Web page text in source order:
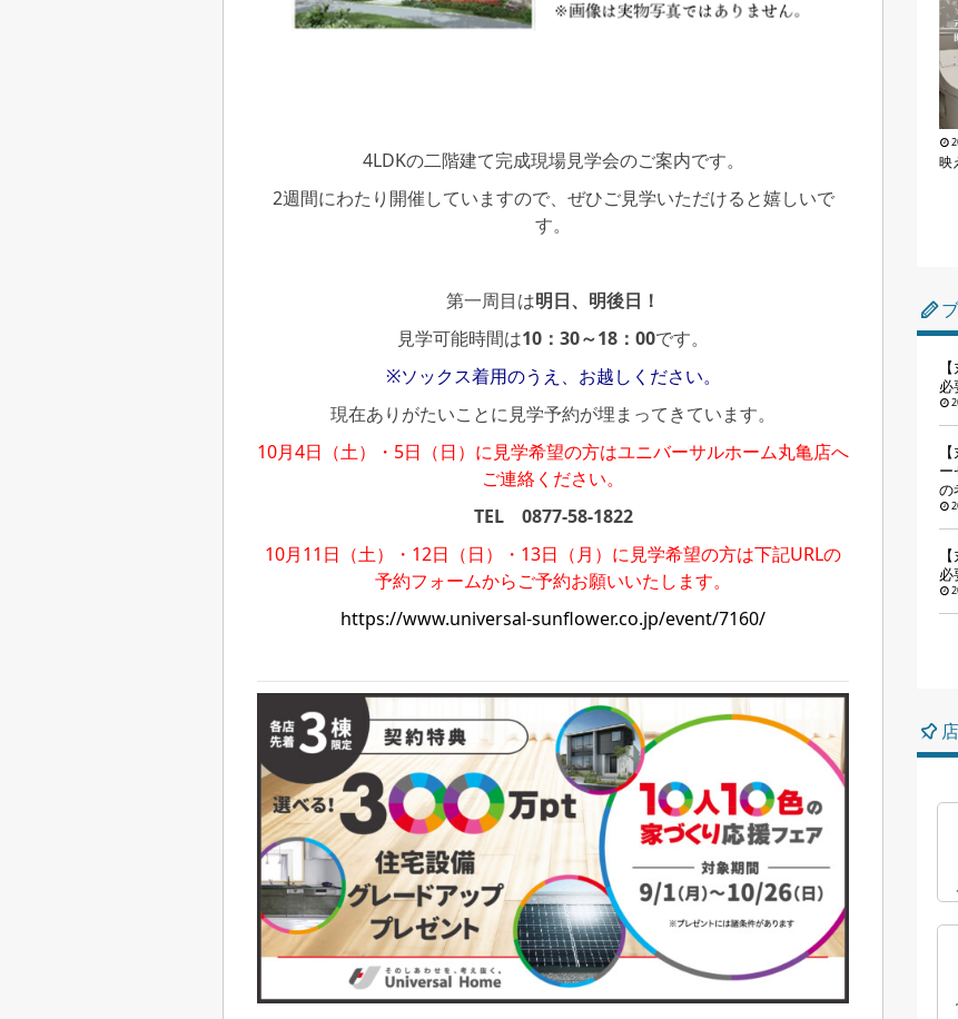
4LDKの二階建て完成現場見学会のご案内です。
2週間にわたり開催していますので、ぜひご見学いただけると嬉しいで
す。
第一周目は明日、明後日！
見学可能時間は10：30～18：00です。
※ソックス着用のうえ、お越しください。
現在ありがたいことに見学予約が埋まってきています。
10月4日（土）・5日（日）に見学希望の方はユニバーサルホーム丸亀店へ
ご連絡ください。
TEL 0877-58-1822
10月11日（土）・12日（日）・13日（月）に見学希望の方は下記URLの
予約フォームからご予約お願いいたします。
https://www.universal-sunflower.co.jp/event/7160/
映
必
ー
の
必